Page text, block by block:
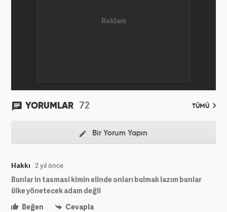
YORUMLAR 72 TÜMÜ
Bir Yorum Yapın
Hakkı 2 yıl önce
Bunlar in tasmasi kimin elinde onları bulmak lazım bunlar
ülke yönetecek adam değil
Beğen
Cevapla